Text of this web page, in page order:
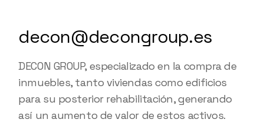
decon@decongroup.es
DECON GROUP, especializado en la compra de
inmuebles, tanto viviendas como edificios
para su posterior rehabilitación, generando
así un aumento de valor de estos activos.